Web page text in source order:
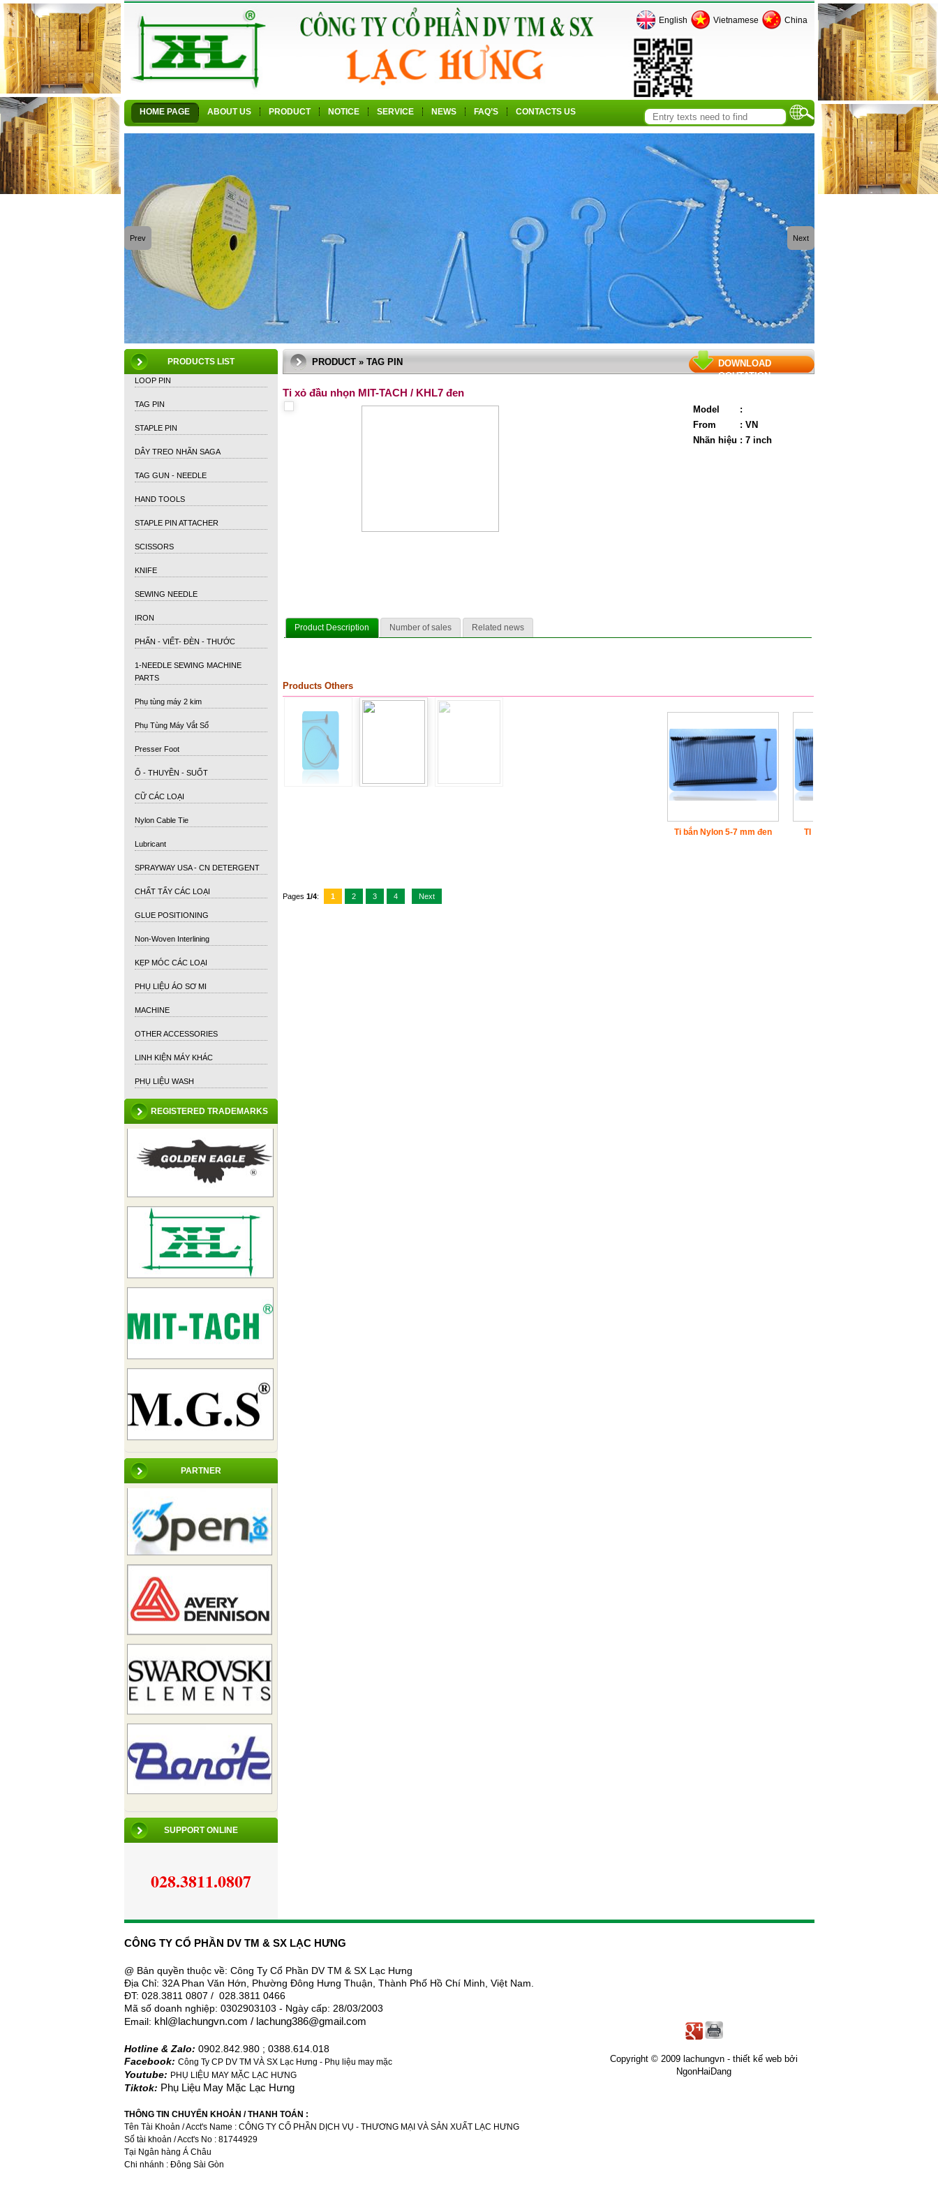
English Vietnamese China
HOME PAGE ABOUT US PRODUCT NOTICE SERVICE NEWS FAQ’S CONTACTS US
Prev Next
PRODUCTS LIST PRODUCT » TAG PIN
DOWNLOAD
QOUTATION
LOOP PIN
TAG PIN
STAPLE PIN
DÂY TREO NHÃN SAGA
TAG GUN - NEEDLE
HAND TOOLS
STAPLE PIN ATTACHER
SCISSORS
KNIFE
SEWING NEEDLE
IRON
PHẤN - VIẾT- ĐÈN - THƯỚC
1-NEEDLE SEWING MACHINE
PARTS
Phụ tùng máy 2 kim
Phụ Tùng Máy Vắt Sổ
Presser Foot
Ổ - THUYỀN - SUỐT
CỮ CÁC LOẠI
Nylon Cable Tie
Lubricant
SPRAYWAY USA - CN DETERGENT
CHẤT TẨY CÁC LOẠI
GLUE POSITIONING
Non-Woven Interlining
KẸP MÓC CÁC LOẠI
PHỤ LIỆU ÁO SƠ MI
MACHINE
OTHER ACCESSORIES
LINH KIỆN MÁY KHÁC
PHỤ LIỆU WASH
Ti xỏ đầu nhọn MIT-TACH / KHL7 đen
Model
:
From
: VN
Nhãn hiệu : 7 inch
Product Description Number of sales Related news
Products Others
Ti bắn Nylon 5-7 mm đen TI BẮN 7 mm PP trắng
Pages 1/4: 1 2 3 4 Next
REGISTERED TRADEMARKS
PARTNER
SUPPORT ONLINE
028.3811.0807
CÔNG TY CỔ PHẦN DV TM & SX LẠC HƯNG
@ Bản quyền thuộc về: Công Ty CổPhần DV TM & SX Lạc Hưng
Địa Chỉ: 32A Phan Văn Hớn, Phường Đông Hưng Thuận, Thành Phố Hồ Chí Minh, Việt Nam.
ĐT: 028.3811 0807 / 028.3811 0466
Mã số doanh nghiệp: 0302903103 - Ngày cấp: 28/03/2003
Email: khl@ lachungvn.com / lachung386@gmail.com
Hotline & Zalo: 0902.842.980 ; 0388.614.018
Facebook: Công Ty CP DV TM VÀ SX Lạc Hưng - Phụ liệu may mặc
Youtube: PHỤ LIỆU MAY MẶC LẠC HƯNG
Tiktok: Phụ Liệu May Mặc Lạc Hưng
THÔNG TIN CHUYỂN KHOẢN / THANH TOÁN :
Tên Tài Khoản / Acct's Name : CÔNG TY CỔ PHẦN DỊCH VỤ - THƯƠNG MẠI VÀ SẢN XUẤT LẠC HƯNG
Số tài khoản / Acct's No : 81744929
Tại Ngân hàng Á Châu
Chi nhánh : Đông Sài Gòn
Copyright © 2009 lachungvn - thiết kế webbởi
NgonHaiDang